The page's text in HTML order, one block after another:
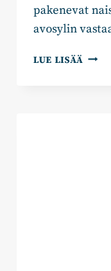
pakenevat
avosylin
LUE LISÄÄ